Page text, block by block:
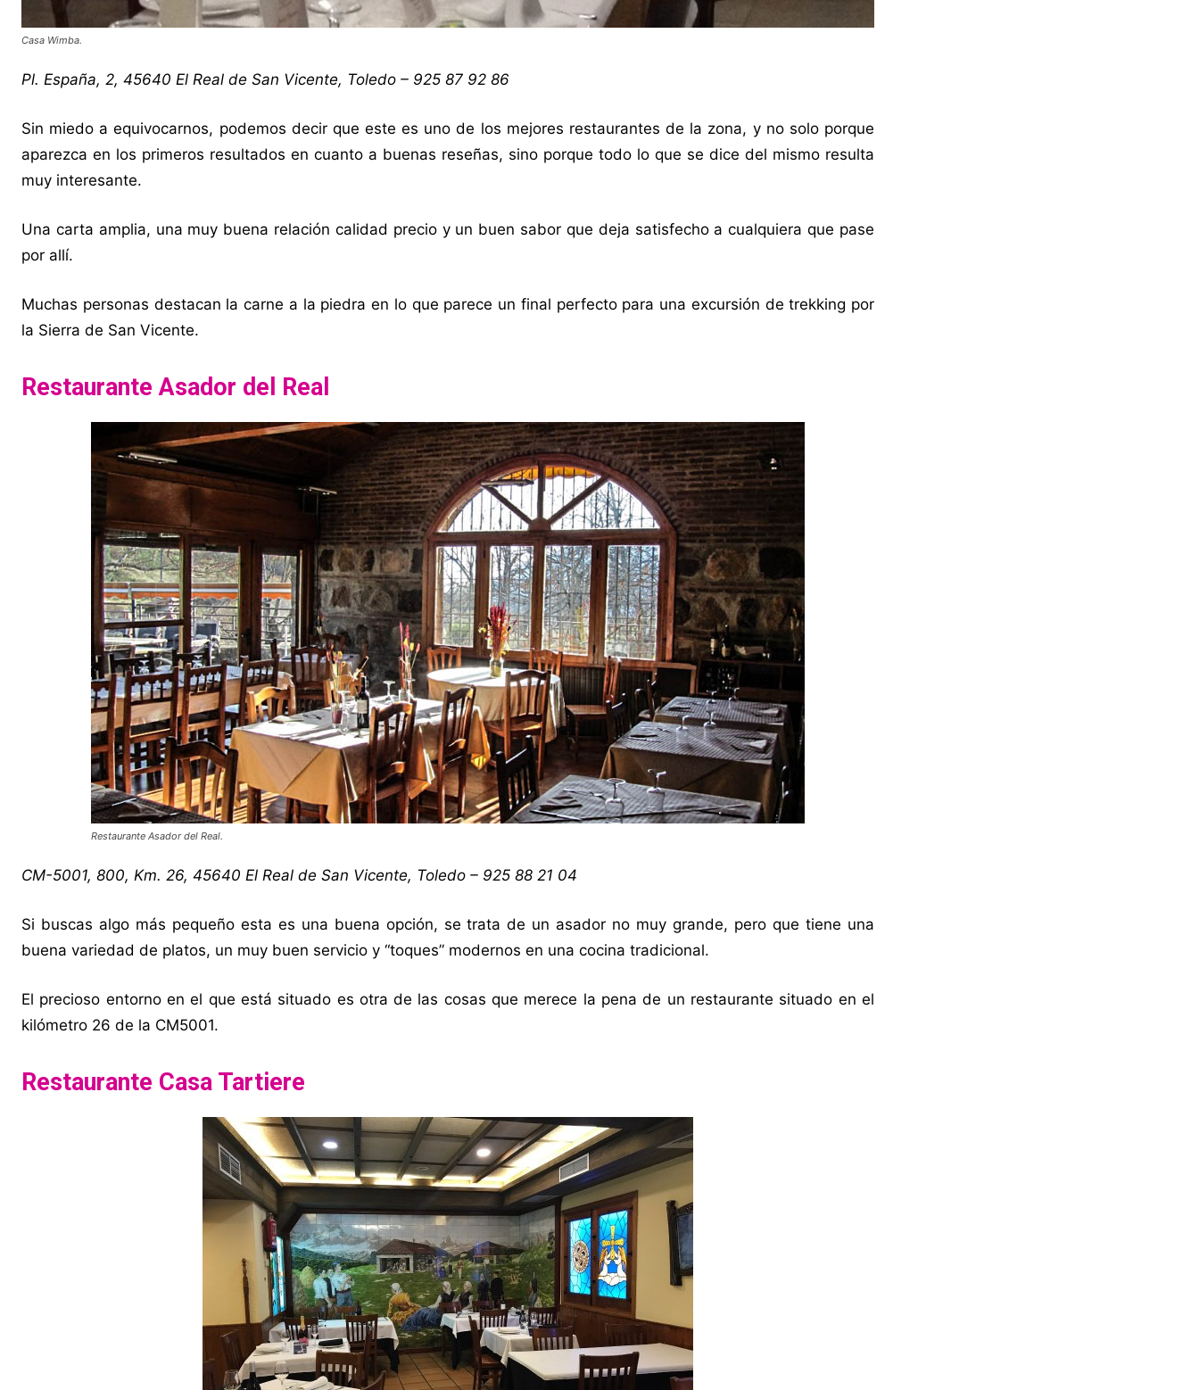
Casa Wimba.
Pl. España, 2, 45640 El Real de San Vicente, Toledo – 925 87 92 86
Sin miedo a equivocarnos, podemos decir que este es uno de los mejores restaurantes de la zona, y no solo porque
aparezca en los primeros resultados en cuanto a buenas reseñas, sino porque todo lo que se dice del mismo resulta
muy interesante.
Una carta amplia, una muy buena relación calidad precio y un buen sabor que deja satisfecho a cualquiera que pase
por allí.
Muchas personas destacan la carne a la piedra en lo que parece un final perfecto para una excursión de trekking por
la Sierra de San Vicente.
Restaurante Asador del Real
Restaurante Asador del Real.
CM-5001, 800, Km. 26, 45640 El Real de San Vicente, Toledo – 925 88 21 04
Si buscas algo más pequeño esta es una buena opción, se trata de un asador no muy grande, pero que tiene una
buena variedad de platos, un muy buen servicio y “toques” modernos en una cocina tradicional.
El precioso entorno en el que está situado es otra de las cosas que merece la pena de un restaurante situado en el
kilómetro 26 de la CM5001.
Restaurante Casa Tartiere